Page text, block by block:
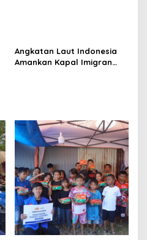
Angkatan Laut Indonesia
Amankan Kapal Imigran